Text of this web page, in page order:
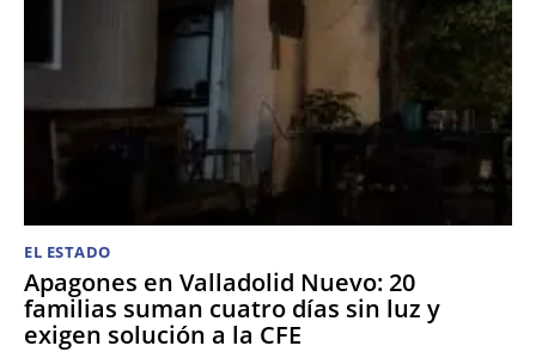
EL ESTADO
Apagones en Valladolid Nuevo: 20
familias suman cuatro días sin luz y
exigen solución a la CFE